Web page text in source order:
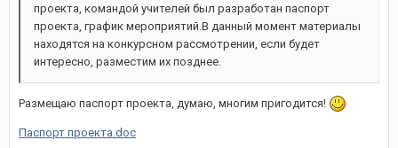
проекта, командой учителей был разработан паспорт
проекта, график мероприятий.В данный момент материалы
находятся на конкурсном рассмотрении, если будет
интересно, разместим их позднее.
Размещаю паспорт проекта, думаю, многим пригодится!
Паспорт проекта.doc